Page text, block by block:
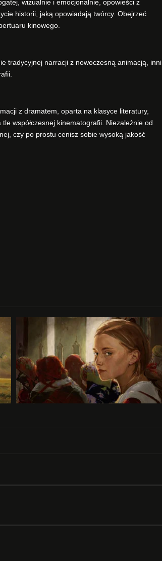
wizualnie i emocjonalnie, opowieści z
historii, jaką opowiadają twórcy. Obejrzeć
kinowego.
tradycyjnej narracji z nowoczesną animacją, inni
z dramatem, oparta na klasyce literatury,
współczesnej kinematografii. Niezależnie od
czy po prostu cenisz sobie wysoką jakość